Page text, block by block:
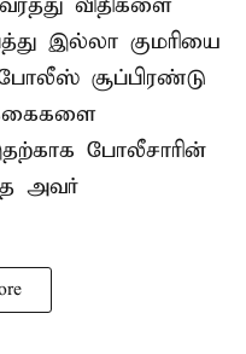
விதிகளை
இல்லா குமரியை
சூப்பிரண்டு
போலீசாரின்
அவர்